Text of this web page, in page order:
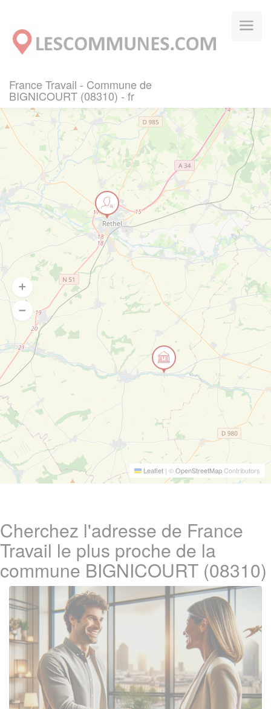
France Travail - Commune de
BIGNICOURT (08310) - fr
Leaflet | ©OpenStreetMapContributors
Cherchez l'adresse de France
Travail le plus proche de la
commune BIGNICOURT (08310)